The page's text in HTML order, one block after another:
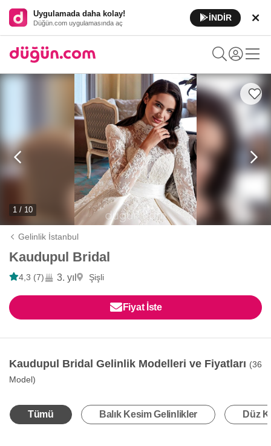
Uygulamada daha kolay!
Düğün.com uygulamasında aç
İNDİR
1 / 10
Gelinlik İstanbul
Kaudupul Bridal
4,3 (7) 3. yıl Şişli
Fiyat İste
Kaudupul Bridal Gelinlik Modelleri ve Fiyatları (36
Model)
Tümü Balık Kesim Gelinlikler Düz